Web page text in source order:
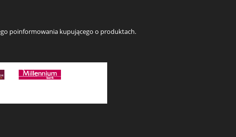
poinformowania kupującego o produktach.